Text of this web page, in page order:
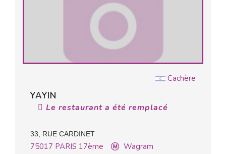
Cachère
YAYIN
Le restaurant a été remplacé
33, RUE CARDINET
75017 PARIS 17ème
Wagram